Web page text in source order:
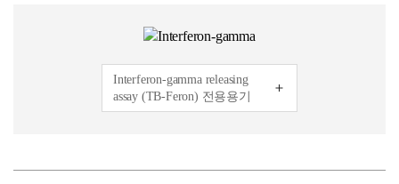
Interferon-gamma releasing
assay (TB-Feron) 전용용기